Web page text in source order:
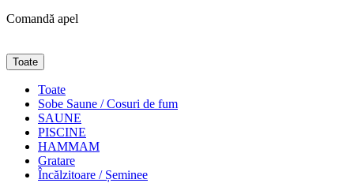
Comandă apel
Toate
Toate
Sobe Saune / Cosuri de fum
SAUNE
PISCINE
HAMMAM
Gratare
Încălzitoare / Șeminee